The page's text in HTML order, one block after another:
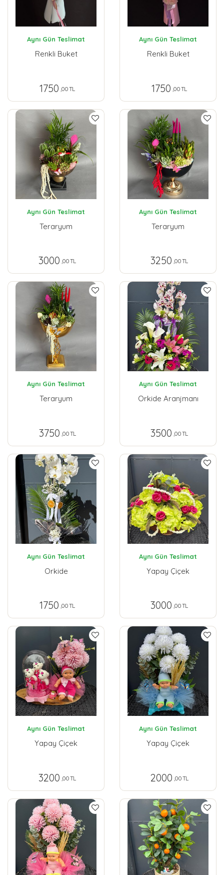
Aynı Gün Teslimat
Renkli Buket
1750 ,00 TL
Aynı Gün Teslimat
Renkli Buket
1750 ,00 TL
Aynı Gün Teslimat
Teraryum
3000 ,00 TL
Aynı Gün Teslimat
Teraryum
3250 ,00 TL
Aynı Gün Teslimat
Teraryum
3750 ,00 TL
Aynı Gün Teslimat
Orkide Aranjmanı
3500 ,00 TL
Aynı Gün Teslimat
Orkide
1750 ,00 TL
Aynı Gün Teslimat
Yapay Çiçek
3000 ,00 TL
Aynı Gün Teslimat
Yapay Çiçek
3200 ,00 TL
Aynı Gün Teslimat
Yapay Çiçek
2000 ,00 TL